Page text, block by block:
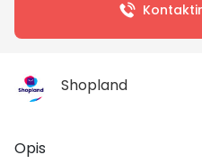
Shopland
Opis